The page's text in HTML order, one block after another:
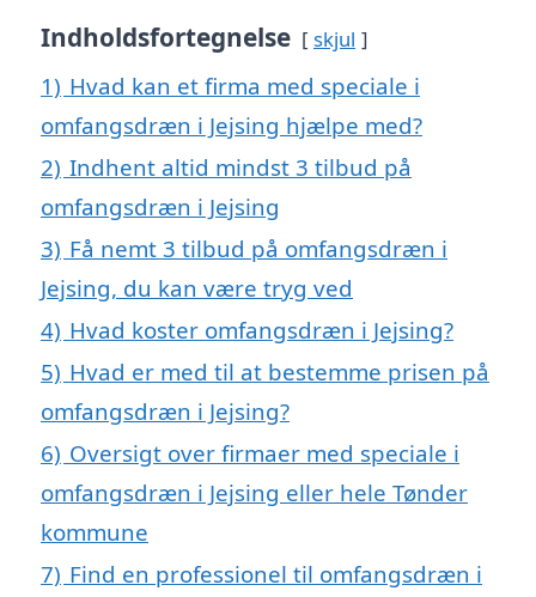
Indholdsfortegnelse skjul
1) Hvad kan et firma med speciale i
omfangsdræn i Jejsing hjælpe med?
2) Indhent altid mindst 3 tilbud på
omfangsdræn i Jejsing
3) Få nemt 3 tilbud på omfangsdræn i
Jejsing, du kan være tryg ved
4) Hvad koster omfangsdræn i Jejsing?
5) Hvad er med til at bestemme prisen på
omfangsdræn i Jejsing?
6) Oversigt over firmaer med speciale i
omfangsdræn i Jejsing eller hele Tønder
kommune
7) Find en professionel til omfangsdræn i